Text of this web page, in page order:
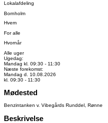
Lokalafdeling
Bornholm
Hvem
For alle
Hvornår
Alle uger
Ugedag:
Mandag kl. 09:30 - 11:30
Næste forekomst:
Mandag d. 10.08.2026
kl. 09:30 - 11:30
Mødested
Benzintanken v. Vibegårds Runddel, Rønne
Beskrivelse